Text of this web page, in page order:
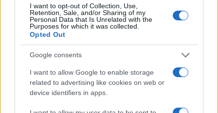
I want to opt-out of Collection, Use,
Retention, Sale, and/or Sharing of my
Personal Data that Is Unrelated with the
Purposes for which it was collected.
Opted Out
Google consents
I want to allow Google to enable storage
related to advertising like cookies on web or
device identifiers in apps.
ενημερωθείτε πρώτοι για όλη την ειδησεογραφία και τα
τελευταία νέατης ημέρας
Πιο δημοφιλή
Έφυγαν οι συνεργάτες, μένει η Μαρία
Καρυστιανού - Η επόμενη μέρα για την